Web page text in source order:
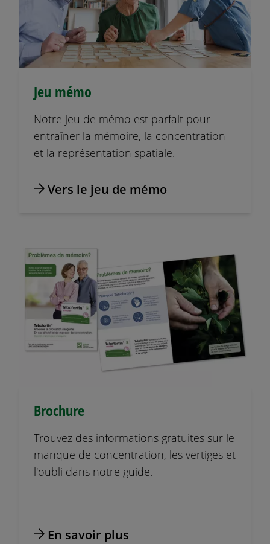
Notre jeu de mémo est parfait pour
entraîner la mémoire, la concentration
et la représentation spatiale.
Jeu mémo
Vers le jeu de mémo
Trouvez des informations gratuites sur le
manque de concentration, les vertiges et
l'oubli dans notre guide.
Brochure
En savoir plus